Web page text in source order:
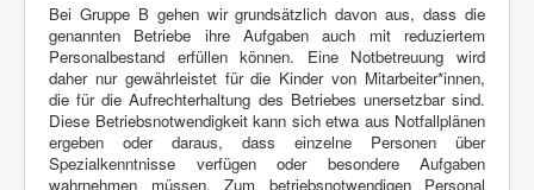
Bei Gruppe B gehen wir grundsätzlich davon aus, dass die
genannten Betriebe ihre Aufgaben auch mit reduziertem
Personalbestand erfüllen können. Eine Notbetreuung wird
daher nur gewährleistet für die Kinder von Mitarbeiter*innen,
die für die Aufrechterhaltung des Betriebes unersetzbar sind.
Diese Betriebsnotwendigkeit kann sich etwa aus Notfallplänen
ergeben oder daraus, dass einzelne Personen über
Spezialkenntnisse verfügen oder besondere Aufgaben
wahrnehmen müssen. Zum betriebsnotwendigen Personal